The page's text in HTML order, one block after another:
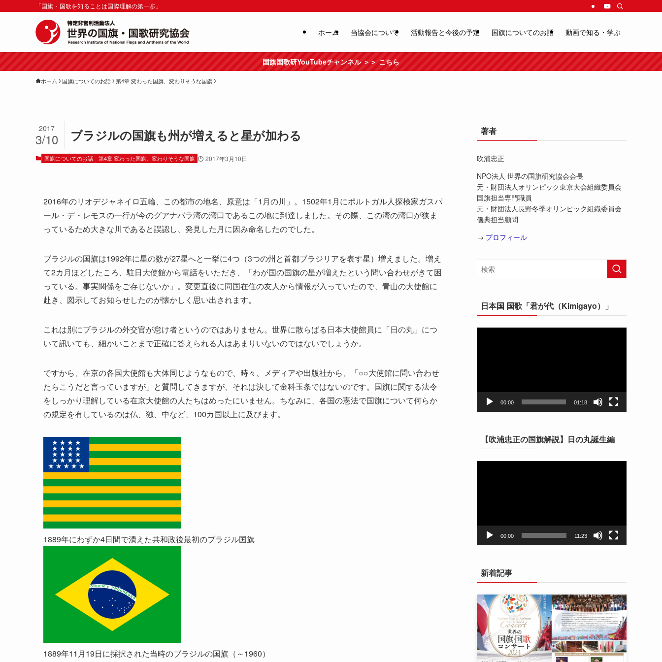
「国旗・国歌を知ることは国際理解の第一歩」
ホーム 当協会について 活動報告と今後の予定 国旗についてのお話 動画で知る・学ぶ
国旗国歌研YouTubeチャンネル ＞＞ こちら
ホーム 国旗についてのお話 第4章 変わった国旗、変わりそうな国旗
ブラジルの国旗も州が増えると星が加わる
2017
3/10
国旗についてのお話 第4章 変わった国旗、変わりそうな国旗 2017年3月10日
2016年のリオデジャネイロ五輪、この都市の地名、原意は「1月の川」。1502年1月にポルトガル人探検家ガスパ
ール・デ・レモスの一行が今のグアナバラ湾の湾口であるこの地に到達しました。その際、この湾の湾口が狭ま
っているため大きな川であると誤認し、発見した月に因み命名したのでした。
ブラジルの国旗は1992年に星の数が27星へと一挙に4つ（3つの州と首都ブラジリアを表す星）増えました。増え
て2カ月ほどしたころ、駐日大使館から電話をいただき、「わが国の国旗の星が増えたという問い合わせがきて困
っている。事実関係をご存じないか」。変更直後に同国在住の友人から情報が入っていたので、青山の大使館に
赴き、図示してお知らせしたのが懐かしく思い出されます。
これは別にブラジルの外交官が怠け者というのではありません。世界に散らばる日本大使館員に「日の丸」につ
いて訊いても、細かいことまで正確に答えられる人はあまりいないのではないでしょうか。
ですから、在京の各国大使館も大体同じようなもので、時々、メディアや出版社から、「○○大使館に問い合わせ
たらこうだと言っていますが」と質問してきますが、それは決して金科玉条ではないのです。国旗に関する法令
をしっかり理解している在京大使館の人たちはめったにいません。ちなみに、各国の憲法で国旗について何らか
の規定を有しているのは仏、独、中など、100カ国以上に及びます。
1889年にわずか4日間で潰えた共和政後最初のブラジル国旗
1889年11月19日に採択された当時のブラジルの国旗（～1960）
著者
吹浦忠正
NPO法人 世界の国旗研究協会会長
元・財団法人オリンピック東京大会組織委員会
国旗担当専門職員
元・財団法人長野冬季オリンピック組織委員会
儀典担当顧問
→ プロフィール
日本国 国歌「君が代（Kimigayo）」
00:00 01:18
【吹浦忠正の国旗解説】日の丸誕生編
00:00 11:23
新着記事